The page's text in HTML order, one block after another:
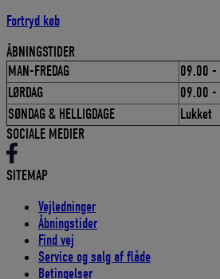
Fortryd køb
ÅBNINGSTIDER
MAN-FREDAG
09.00 -
LØRDAG
09.00 -
SØNDAG & HELLIGDAGE
Lukket
SOCIALE MEDIER
SITEMAP
Vejledninger
Åbningstider
Find vej
Service og salg af flåde
Betingelser